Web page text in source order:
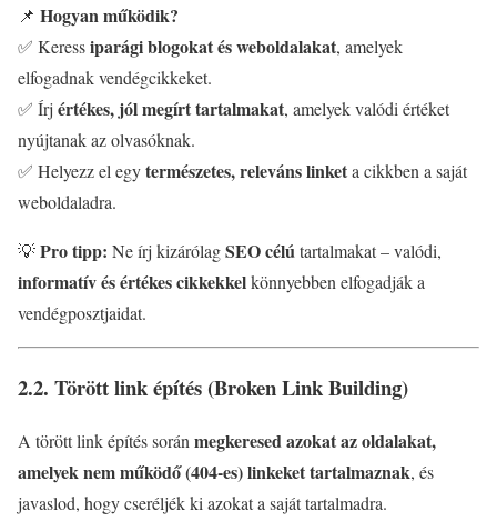
📌 Hogyan működik?
✅ Keressiparági blogokat és weboldalakat, amelyek
elfogadnak vendégcikkeket.
✅ Írj értékes, jól megírt tartalmakat, amelyek valódi értéket
nyújtanak az olvasóknak.
✅ Helyezz el egytermészetes, releváns linketa cikkben a saját
weboldaladra.
💡Pro tipp: Ne írj kizárólagSEO célútartalmakat – valódi,
informatív és értékes cikkekkelkönnyebben elfogadják a
vendégposztjaidat.
2.2. Törött link építés (Broken Link Building)
A törött link építés soránmegkeresed azokat az oldalakat,
amelyek nem működő (404-es) linkeket tartalmaznak, és
javaslod, hogy cseréljék ki azokat a saját tartalmadra.